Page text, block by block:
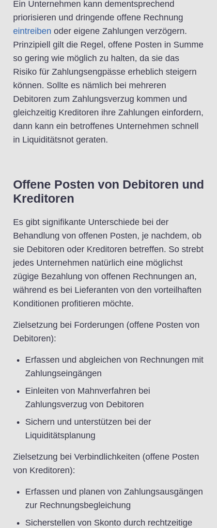
Ein Unternehmen kann dementsprechend
priorisieren und dringende offene Rechnung
eintreiben oder eigene Zahlungen verzögern.
Prinzipiell gilt die Regel, offene Posten in Summe
so gering wie möglich zu halten, da sie das
Risiko für Zahlungsengpässe erheblich steigern
können. Sollte es nämlich bei mehreren
Debitoren zum Zahlungsverzug kommen und
gleichzeitig Kreditoren ihre Zahlungen einfordern,
dann kann ein betroffenes Unternehmen schnell
in Liquiditätsnot geraten.
Offene Posten von Debitoren und
Kreditoren
Es gibt signifikante Unterschiede bei der
Behandlung von offenen Posten, je nachdem, ob
sie Debitoren oder Kreditoren betreffen. So strebt
jedes Unternehmen natürlich eine möglichst
zügige Bezahlung von offenen Rechnungen an,
während es bei Lieferanten von den vorteilhaften
Konditionen profitieren möchte.
Zielsetzung bei Forderungen (offene Posten von
Debitoren):
Erfassen und abgleichen von Rechnungen mit
Zahlungseingängen
Einleiten von Mahnverfahren bei
Zahlungsverzug von Debitoren
Sichern und unterstützen bei der
Liquiditätsplanung
Zielsetzung bei Verbindlichkeiten (offene Posten
von Kreditoren):
Erfassen und planen von Zahlungsausgängen
zur Rechnungsbegleichung
Sicherstellen von Skonto durch rechtzeitige